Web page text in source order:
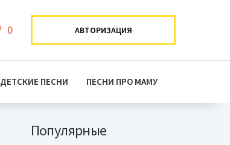
0 АВТОРИЗАЦИЯ
ДЕТСКИЕ ПЕСНИ ПЕСНИ ПРО МАМУ
Популярные